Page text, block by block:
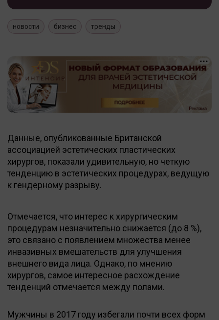
новости бизнес тренды
Данные, опубликованные Британской
ассоциацией эстетических пластических
хирургов, показали удивительную, но четкую
тенденцию в эстетических процедурах, ведущую
к гендерному разрыву.
Отмечается, что интерес к хирургическим
процедурам незначительно снижается (до 8 %),
это связано с появлением множества менее
инвазивных вмешательств для улучшения
внешнего вида лица. Однако, по мнению
хирургов, самое интересное расхождение
тенденций отмечается между полами.
Мужчины в 2017 году избегали почти всех форм